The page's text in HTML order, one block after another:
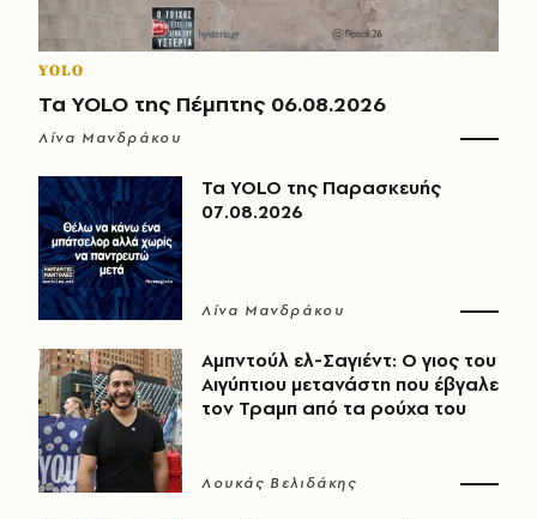
YOLO
Τα YOLO της Πέμπτης 06.08.2026
Λίνα Μανδράκου
Τα YOLO της Παρασκευής
07.08.2026
Λίνα Μανδράκου
Αμπντούλ ελ-Σαγιέντ: Ο γιος του
Αιγύπτιου μετανάστη που έβγαλε
τον Τραμπ από τα ρούχα του
Λουκάς Βελιδάκης